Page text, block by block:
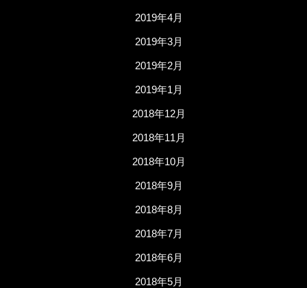
2019年4月
2019年3月
2019年2月
2019年1月
2018年12月
2018年11月
2018年10月
2018年9月
2018年8月
2018年7月
2018年6月
2018年5月